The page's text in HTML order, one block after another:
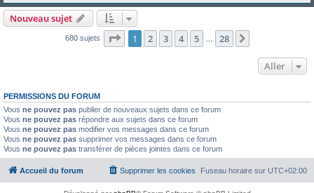
Nouveau sujet
680 sujets Page 1sur28
1 2 3 4 5 … 28
Aller
PERMISSIONS DU FORUM
Vous ne pouvez pas publier de nouveaux sujets dans ce forum
Vous ne pouvez pas répondre aux sujets dans ce forum
Vous ne pouvez pas modifier vos messages dans ce forum
Vous ne pouvez pas supprimer vos messages dans ce forum
Vous ne pouvez pas transférer de pièces jointes dans ce forum
Accueil du forum Fuseau horaire sur UTC+02:00
Supprimer les cookies